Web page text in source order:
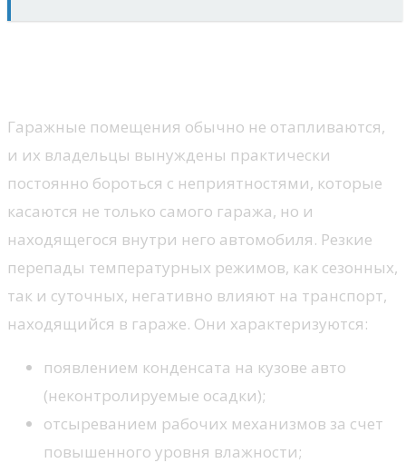
Гаражные помещения обычно не отапливаются,
и их владельцы вынуждены практически
постоянно бороться с неприятностями, которые
касаются не только самого гаража, но и
находящегося внутри него автомобиля. Резкие
перепады температурных режимов, как сезонных,
так и суточных, негативно влияют на транспорт,
находящийся в гараже. Они характеризуются:
появлением конденсата на кузове авто
(неконтролируемые осадки);
отсыреванием рабочих механизмов за счет
повышенного уровня влажности;